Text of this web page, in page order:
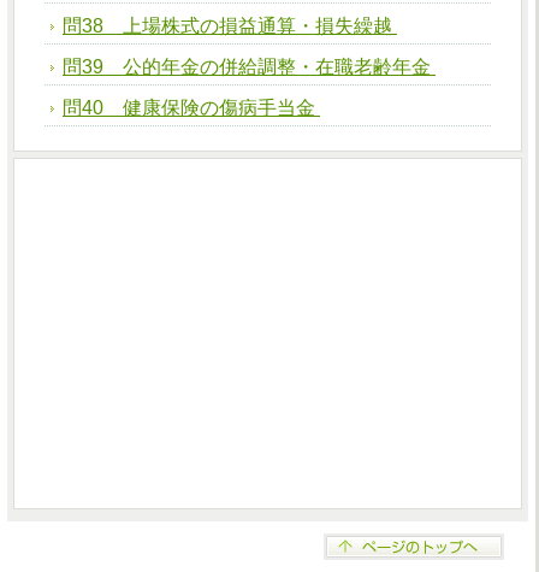
問38 上場株式の損益通算・損失繰越
問39 公的年金の併給調整・在職老齢年金
問40 健康保険の傷病手当金